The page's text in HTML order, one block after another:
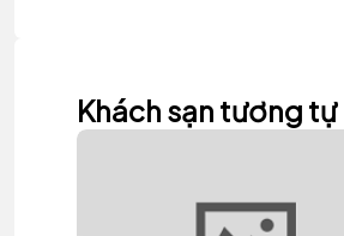
Khách sạn tương tự